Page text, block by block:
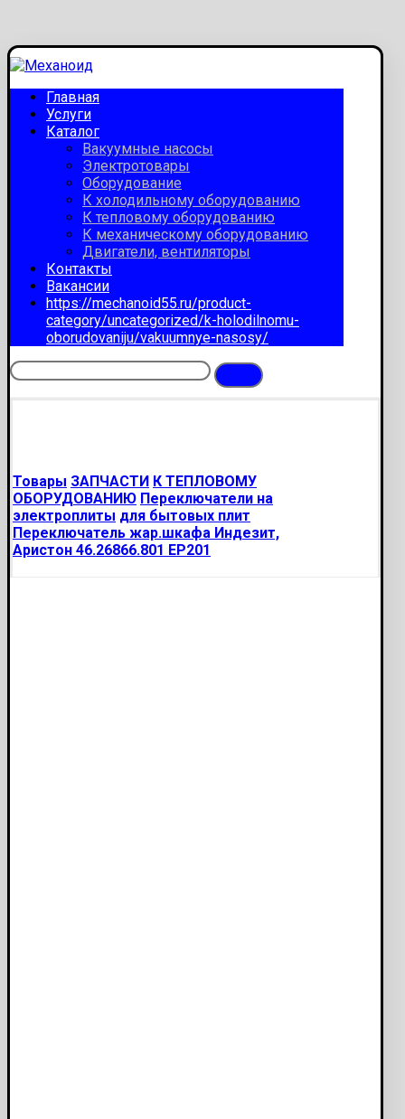
Главная
Услуги
Каталог
Вакуумные насосы
Электротовары
Оборудование
К холодильному оборудованию
К тепловому оборудованию
К механическому оборудованию
Двигатели, вентиляторы
Контакты
Вакансии
https://mechanoid55.ru/product-
category/uncategorized/k-holodilnomu-
oborudovaniju/vakuumnye-nasosy/
Товары ЗАПЧАСТИ К ТЕПЛОВОМУ
ОБОРУДОВАНИЮ Переключатели на
электроплиты для бытовых плит
Переключатель жар.шкафа Индезит,
Аристон 46.26866.801 ЕР201